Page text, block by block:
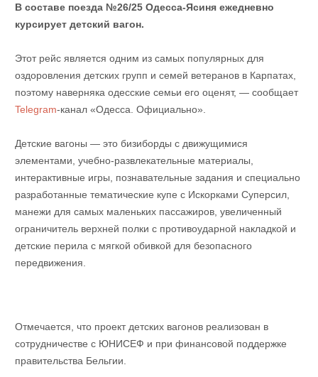
В составе поезда №26/25 Одесса-Ясиня ежедневно
курсирует детский вагон.
Этот рейс является одним из самых популярных для
оздоровления детских групп и семей ветеранов в Карпатах,
поэтому наверняка одесские семьи его оценят, — сообщает
Telegram-канал «Одесса. Официально».
Детские вагоны — это бизиборды с движущимися
элементами, учебно-развлекательные материалы,
интерактивные игры, познавательные задания и специально
разработанные тематические купе с Искорками Суперсил,
манежи для самых маленьких пассажиров, увеличенный
ограничитель верхней полки с противоударной накладкой и
детские перила с мягкой обивкой для безопасного
передвижения.
Отмечается, что проект детских вагонов реализован в
сотрудничестве с ЮНИСЕФ и при финансовой поддержке
правительства Бельгии.